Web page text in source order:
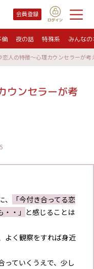
会員登録
夜の話 特殊系 みんな
恋人の特徴～心理カウンセラーが考
ウンセラーが考
「今付き合ってる恋
・」 と感じることは
よく観察をすれば身近
っていくうえで、少し